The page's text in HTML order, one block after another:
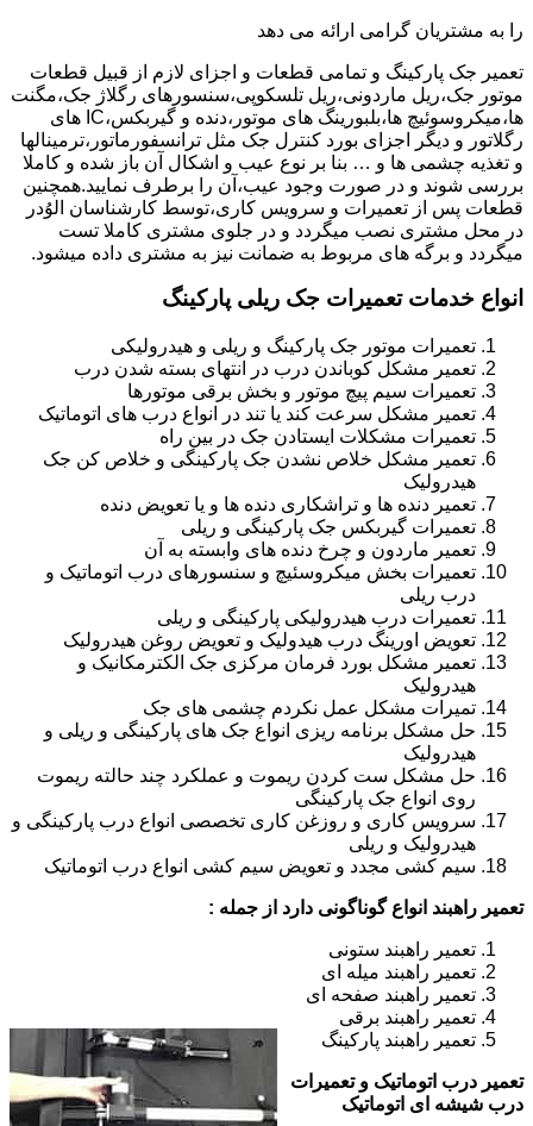
را به مشتریان گرامی ارائه می دهد
تعمیر جک پارکینگ و تمامی قطعات و اجزای لازم از قبیل قطعات
موتور جک،ریل ماردونی،ریل تلسکوپی،سنسورهای رگلاژ جک،مگنت
ها،میکروسوئیچ ها،بلبورینگ های موتور،دنده و گیربکس،IC های
رگلاتور و دیگر اجزای بورد کنترل جک مثل ترانسفورماتور،ترمینالها
و تغذیه چشمی ها و … بنا بر نوع عیب و اشکال آن باز شده و کاملا
بررسی شوند و در صورت وجود عیب،آن را برطرف نمایید.همچنین
قطعات پس از تعمیرات و سرویس کاری،توسط کارشناسان الوُدر
در محل مشتری نصب میگردد و در جلوی مشتری کاملا تست
میگردد و برگه های مربوط به ضمانت نیز به مشتری داده میشود.
انواع خدمات تعمیرات جک ریلی پارکینگ
تعمیرات موتور جک پارکینگ و ریلی و هیدرولیکی
تعمیر مشکل کوباندن درب در انتهای بسته شدن درب
تعمیرات سیم پیچ موتور و بخش برقی موتورها
تعمیر مشکل سرعت کند یا تند در انواع درب های اتوماتیک
تعمیرات مشکلات ایستادن جک در بین راه
تعمیر مشکل خلاص نشدن جک پارکینگی و خلاص کن جک
هیدرولیک
تعمیر دنده ها و تراشکاری دنده ها و یا تعویض دنده
تعمیرات گیربکس جک پارکینگی و ریلی
تعمیر ماردون و چرخ دنده های وابسته به آن
تعمیرات بخش میکروسئیچ و سنسورهای درب اتوماتیک و
درب ریلی
تعمیرات درب هیدرولیکی پارکینگی و ریلی
تعویض اورینگ درب هیدولیک و تعویض روغن هیدرولیک
تعمیر مشکل بورد فرمان مرکزی جک الکترمکانیک و
هیدرولیک
تمیرات مشکل عمل نکردم چشمی های جک
حل مشکل برنامه ریزی انواع جک های پارکینگی و ریلی و
هیدرولیک
حل مشکل ست کردن ریموت و عملکرد چند حالته ریموت
روی انواع جک پارکینگی
سرویس کاری و روزغن کاری تخصصی انواع درب پارکینگی و
هیدرولیک و ریلی
سیم کشی مجدد و تعویض سیم کشی انواع درب اتوماتیک
تعمیر راهبند انواع گوناگونی دارد از جمله :
تعمیر راهبند ستونی
تعمیر راهبند میله ای
تعمیر راهبند صفحه ای
تعمیر راهبند برقی
تعمیر راهبند پارکینگ
تعمیر درب اتوماتیک و تعمیرات
درب شیشه ای اتوماتیک